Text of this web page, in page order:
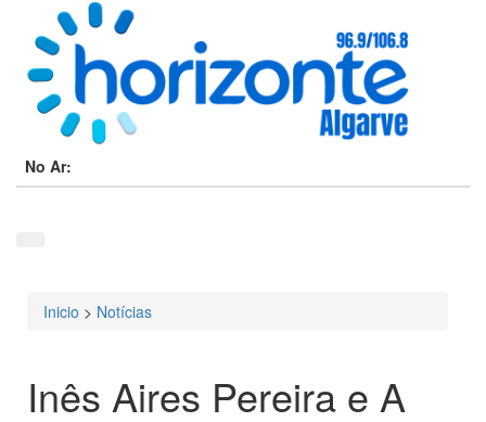
No Ar:
Está aqui
Inicio > Notícias
Inês Aires Pereira e A